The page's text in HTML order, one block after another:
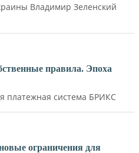
Владимир Зеленский
правила. Эпоха
платежная система БРИКС
ограничения для